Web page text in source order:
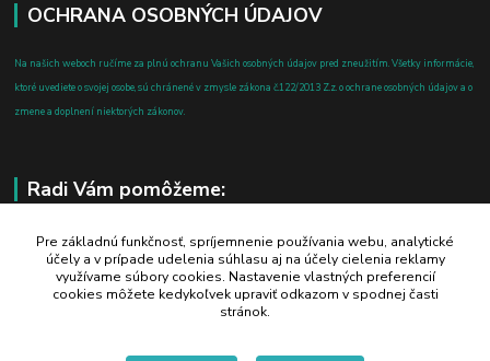
OCHRANA OSOBNÝCH ÚDAJOV
Na našich weboch ručíme za plnú ochranu Vašich osobných údajov pred zneužitím. Všetky informácie,
ktoré uvediete o svojej osobe, sú chránené v zmysle zákona č.122/2013 Z.z. o ochrane osobných údajov a o
zmene a doplnení niektorých zákonov.
Radi Vám pomôžeme:
+421 908 700 612
po-pia: 8.00 - 16.00
business@jtf.sk
Pre základnú funkčnosť, spríjemnenie používania webu, analytické
účely a v prípade udelenia súhlasu aj na účely cielenia reklamy
využívame súbory cookies. Nastavenie vlastných preferencií
cookies môžete kedykoľvek upraviť odkazom v spodnej časti
stránok.